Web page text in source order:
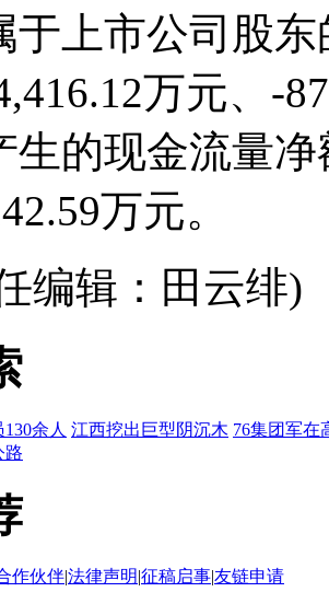
于上市公司股
万元、-
生的现金流量净
万元。
辑：田云绯)
余人 江西挖出巨型阴沉木 76集团军在
路
作伙伴|法律声明|征稿启事|友链申请